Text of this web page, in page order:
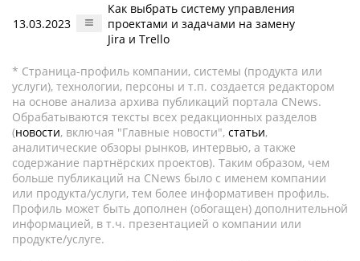
13.03.2023
Как выбрать систему управления
проектами и задачами на замену
Jira и Trello
* Страница-профиль компании, системы (продукта или
услуги), технологии, персоны и т.п. создается редактором
на основе анализа архива публикаций портала CNews.
Обрабатываются тексты всех редакционных разделов
(новости, включая "Главные новости", статьи,
аналитические обзоры рынков, интервью, а также
содержание партнёрских проектов). Таким образом, чем
больше публикаций на CNews было с именем компании
или продукта/услуги, тем более информативен профиль.
Профиль может быть дополнен (обогащен) дополнительной
информацией, в т.ч. презентацией о компании или
продукте/услуге.